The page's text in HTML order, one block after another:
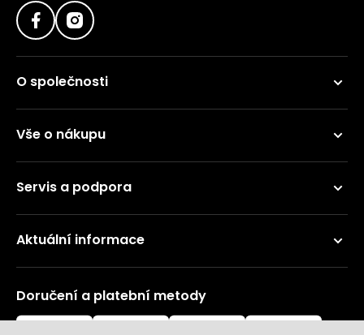
O společnosti
Vše o nákupu
Servis a podpora
Aktuální informace
Doručení a platební metody